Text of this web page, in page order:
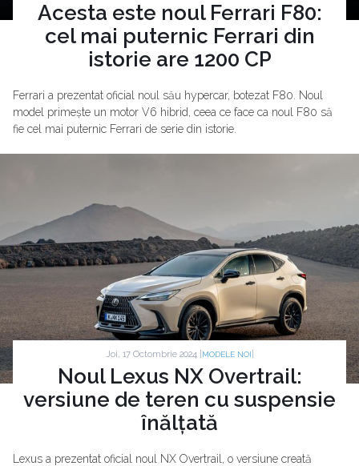
Acesta este noul Ferrari F80:
cel mai puternic Ferrari din
istorie are 1200 CP
Ferrari a prezentat oficial noul său hypercar, botezat F80. Noul
model primește un motor V6 hibrid, ceea ce face ca noul F80 să
fie cel mai puternic Ferrari de serie din istorie.
Joi, 17 Octombrie 2024 | MODELE NOI
Noul Lexus NX Overtrail:
versiune de teren cu suspensie
înălțată
Lexus a prezentat oficial noul NX Overtrail, o versiune creată